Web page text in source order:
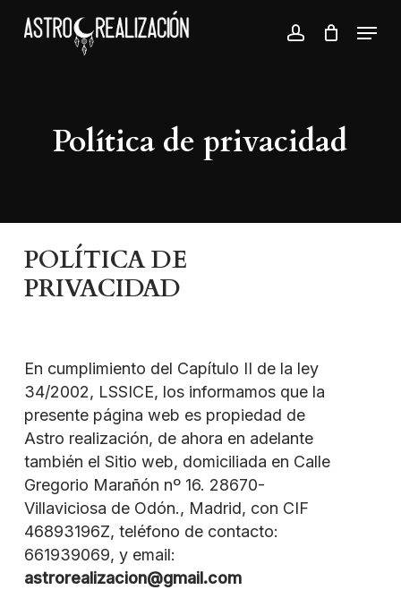
account
Menu
Política de privacidad
POLÍTICA DE
PRIVACIDAD
En cumplimiento del Capítulo II de la ley
34/2002, LSSICE, los informamos que la
presente página web es propiedad de
Astro realización, de ahora en adelante
también el Sitio web, domiciliada en Calle
Gregorio Marañón nº 16. 28670-
Villaviciosa de Odón., Madrid, con CIF
46893196Z, teléfono de contacto:
661939069, y email:
astrorealizacion@gmail.com